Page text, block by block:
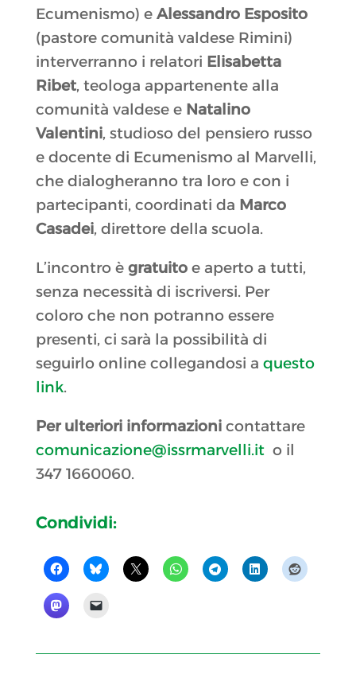
Ecumenismo) e Alessandro Esposito
(pastore comunità valdese Rimini)
interverranno i relatori Elisabetta
Ribet, teologa appartenente alla
comunità valdese e Natalino
Valentini, studioso del pensiero russo
e docente di Ecumenismo al Marvelli,
che dialogheranno tra loro e con i
partecipanti, coordinati da Marco
Casadei, direttore della scuola.
L’incontro ègratuitoe aperto a tutti,
senza necessità di iscriversi. Per
coloro che non potranno essere
presenti, ci sarà la possibilità di
seguirlo online collegandosi a questo
link.
Per ulteriori informazionicontattare
comunicazione@issrmarvelli.ito il
347 1660060.
Condividi: